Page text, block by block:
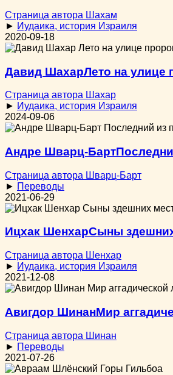
Страница автора Шахам
► Иудаика, история Израиля
2020-09-18
Давид ШахарЛето на улице
Страница автора Шахар
► Иудаика, история Израиля
2024-09-06
Андре Шварц-Барт
Страница автора Шварц-Барт
► Переводы
2021-06-29
Ицхак ШенхарСыны
Страница автора Шенхар
► Иудаика, история Израиля
2021-12-08
Авигдор ШинанМир
Страница автора Шинан
► Переводы
2021-07-26